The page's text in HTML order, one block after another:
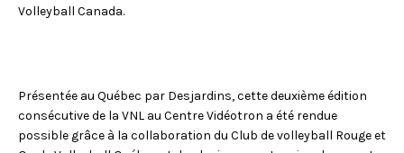
Volleyball Canada.
Présentée au Québec par Desjardins, cette deuxième édition
consécutive de la VNL au Centre Vidéotron a été rendue
possible grâce à la collaboration du Club de volleyball Rouge et